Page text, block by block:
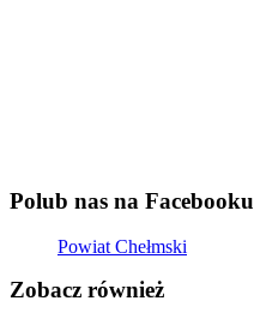
Polub nas na Facebooku
Powiat Chełmski
Zobacz również